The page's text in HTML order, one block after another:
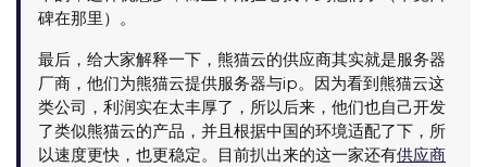
碑在那里）。
最后，给大家解释一下，熊猫云的供应商其实就是服务器
厂商，他们为熊猫云提供服务器与ip。因为看到熊猫云这
类公司，利润实在太丰厚了，所以后来，他们也自己开发
了类似熊猫云的产品，并且根据中国的环境适配了下，所
以速度更快，也更稳定。目前扒出来的这一家还有供应商